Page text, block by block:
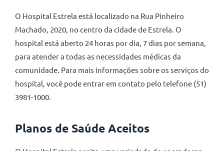
O Hospital Estrela está localizado na Rua Pinheiro
Machado, 2020, no centro da cidade de Estrela. O
hospital está aberto 24 horas por dia, 7 dias por semana,
para atender a todas as necessidades médicas da
comunidade. Para mais informações sobre os serviços do
hospital, você pode entrar em contato pelo telefone (51)
3981-1000.
Planos de Saúde Aceitos